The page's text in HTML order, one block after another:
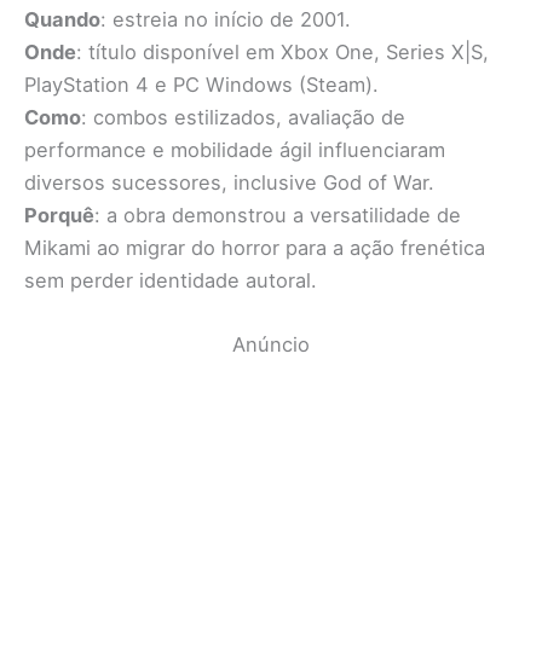
Quando: estreia no início de 2001.
Onde: título disponível em Xbox One, Series X|S,
PlayStation 4 e PC Windows (Steam).
Como: combos estilizados, avaliação de
performance e mobilidade ágil influenciaram
diversos sucessores, inclusive God of War.
Porquê: a obra demonstrou a versatilidade de
Mikami ao migrar do horror para a ação frenética
sem perder identidade autoral.
Anúncio